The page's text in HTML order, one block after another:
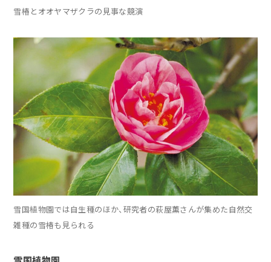
雪椿とオオヤマザクラの見事な競演
雪国植物園では自生種のほか、研究者の萩屋薫さんが集めた自然交
雑種の雪椿も見られる